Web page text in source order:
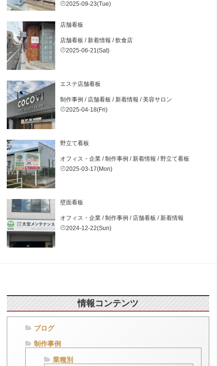
2025-09-23(Tue)
店舗看板
店舗看板 /新着情報 /飲食店
2025-06-21(Sat)
エステ店舗看板
制作事例 / 店舗看板 /新着情報 /美容サロン
2025-04-18(Fri)
野立て看板
オフィス・企業 /制作事例 /新着情報 /野立て看板
2025-03-17(Mon)
壁面看板
オフィス・企業 /制作事例 / 店舗看板 /新着情報
2024-12-22(Sun)
情報コンテンツ
ブログ
制作事例
業種別